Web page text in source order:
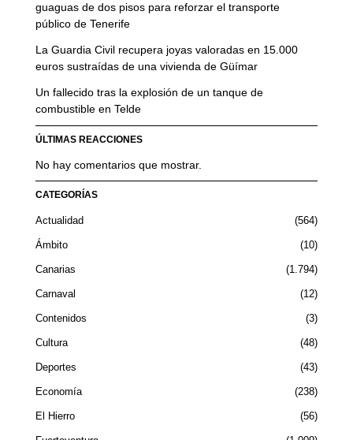
guaguas de dos pisos para reforzar el transporte
público de Tenerife
La Guardia Civil recupera joyas valoradas en 15.000
euros sustraídas de una vivienda de Güímar
Un fallecido tras la explosión de un tanque de
combustible en Telde
ÚLTIMAS REACCIONES
No hay comentarios que mostrar.
CATEGORÍAS
Actualidad 564
Ámbito 10
Canarias 1.794
Carnaval 12
Contenidos 3
Cultura 48
Deportes 43
Economía 238
El Hierro 56